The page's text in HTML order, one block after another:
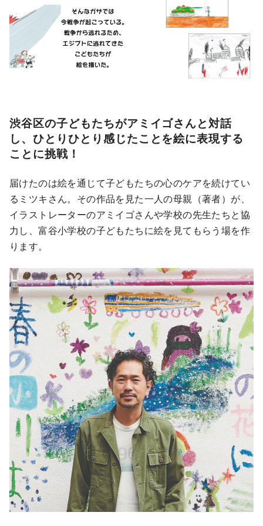
渋谷区の子どもたちがアミイゴさんと対話
し、ひとりひとり感じたことを絵に表現する
ことに挑戦！
届けたのは絵を通じて子どもたちの心のケアを続けてい
るミツキさん。その作品を見た一人の母親（著者）が、
イラストレーターのアミイゴさんや学校の先生たちと協
力し、富谷小学校の子どもたちに絵を見てもらう場を作
ります。